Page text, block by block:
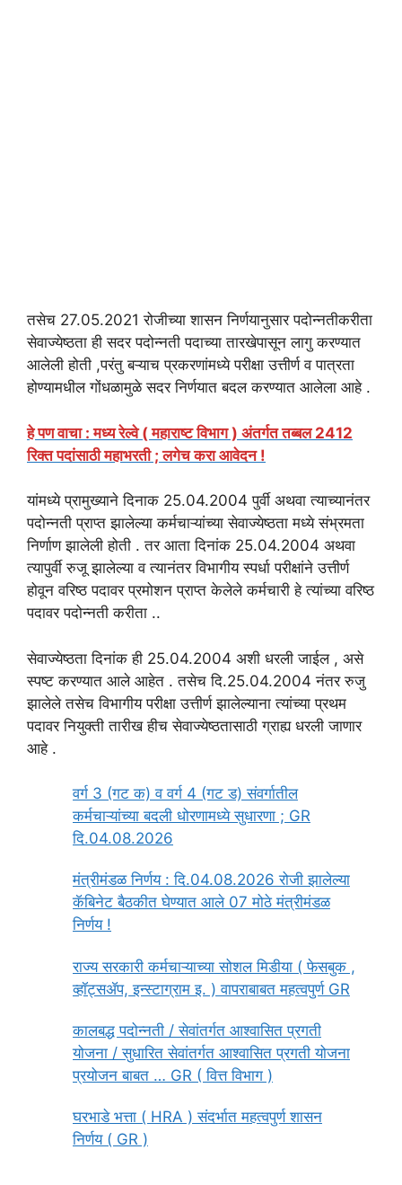
तसेच 27.05.2021 रोजीच्या शासन निर्णयानुसार पदोन्नतीकरीता
सेवाज्येष्ठता ही सदर पदोन्नती पदाच्या तारखेपासून लागु करण्यात
आलेली होती ,परंतु बऱ्याच प्रकरणांमध्ये परीक्षा उत्तीर्ण व पात्रता
होण्यामधील गोंधळामुळे सदर निर्णयात बदल करण्यात आलेला आहे .
हे पण वाचा : मध्य रेल्वे ( महाराष्ट विभाग ) अंतर्गत तब्बल 2412
रिक्त पदांसाठी महाभरती ; लगेच करा आवेदन !
यांमध्ये प्रामुख्याने दिनाक 25.04.2004 पुर्वी अथवा त्याच्यानंतर
पदोन्नती प्राप्त झालेल्या कर्मचाऱ्यांच्या सेवाज्येष्ठता मध्ये संभ्रमता
निर्णाण झालेली होती . तर आता दिनांक 25.04.2004 अथवा
त्यापुर्वी रुजू झालेल्या व त्यानंतर विभागीय स्पर्धा परीक्षांने उत्तीर्ण
होवून वरिष्ठ पदावर प्रमोशन प्राप्त केलेले कर्मचारी हे त्यांच्या वरिष्ठ
पदावर पदोन्नती करीता ..
सेवाज्येष्ठता दिनांक ही 25.04.2004 अशी धरली जाईल , असे
स्पष्‍ट करण्यात आले आहेत . तसेच दि.25.04.2004 नंतर रुजु
झालेले तसेच विभागीय परीक्षा उत्तीर्ण झालेल्याना त्यांच्या प्रथम
पदावर नियुक्ती तारीख हीच सेवाज्येष्ठतासाठी ग्राह्य धरली जाणार
आहे .
वर्ग 3 (गट क) व वर्ग 4 (गट ड) संवर्गातील
कर्मचाऱ्यांच्या बदली धोरणामध्ये सुधारणा ; GR
दि.04.08.2026
मंत्रीमंडळ निर्णय : दि.04.08.2026 रोजी झालेल्या
कॅबिनेट बैठकीत घेण्यात आले 07 मोठे मंत्रीमंडळ
निर्णय !
राज्य सरकारी कर्मचाऱ्याच्या सोशल मिडीया ( फेसबुक ,
व्हॉट्सॲप, इन्स्टाग्राम इ. ) वापराबाबत महत्वपुर्ण GR
कालबद्ध पदोन्नती / सेवांतर्गत आश्वासित प्रगती
योजना / सुधारित सेवांतर्गत आश्वासित प्रगती योजना
प्रयोजन बाबत … GR ( वित्त विभाग )
घरभाडे भत्ता ( HRA ) संदर्भात महत्वपुर्ण शासन
निर्णय ( GR )